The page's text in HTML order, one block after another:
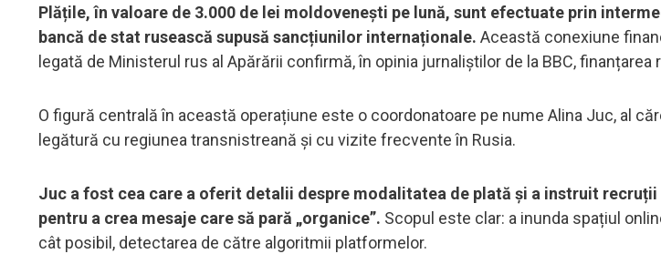
Plățile, în valoare de 3.000 de lei moldovenești pe lună, sunt efectuate prin
bancă de stat rusească supusă sancțiunilor internaționale. Această conexiune
legată de Ministerul rus al Apărării confirmă, în opinia jurnaliștilor de la BBC,
O figură centrală în această operațiune este o coordonatoare pe nume Alina Juc, al
legătură cu regiunea transnistreană și cu vizite frecvente în Rusia.
Juc a fost cea care a oferit detalii despre modalitatea de plată și a instruit recruții
pentru a crea mesaje care să pară „organice”. Scopul este clar: a inunda spațiul
cât posibil, detectarea de către algoritmii platformelor.